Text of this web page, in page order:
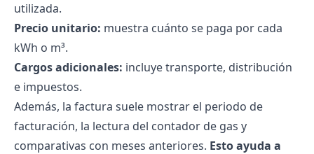
utilizada.
Precio unitario: muestra cuánto se paga por cada
kWh o m³.
Cargos adicionales: incluye transporte, distribución
e impuestos.
Además, la factura suele mostrar el periodo de
facturación, la lectura del contador de gas y
comparativas con meses anteriores. Esto ayuda a